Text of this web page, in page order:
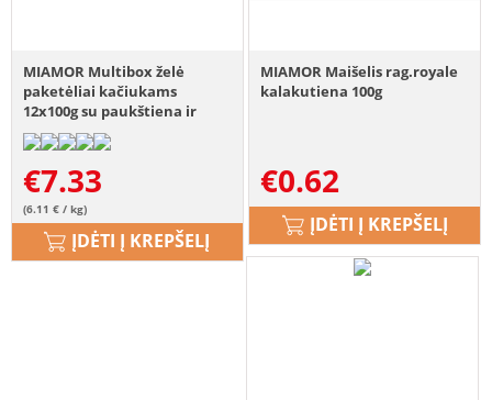
MIAMOR Multibox želė
paketėliai kačiukams
12x100g su paukštiena ir
jautiena
€7.33
(6.11 € / kg)
ĮDĖTI Į KREPŠELĮ
MIAMOR Maišelis rag.royale
kalakutiena 100g
€0.62
ĮDĖTI Į KREPŠELĮ